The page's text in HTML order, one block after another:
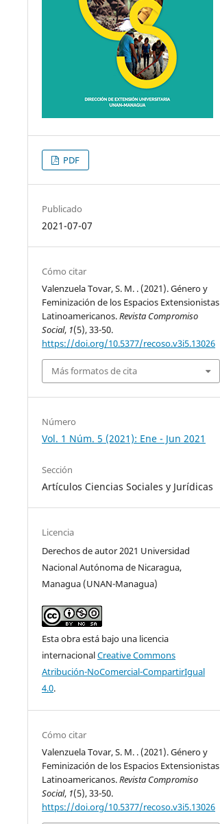
PDF
Publicado
2021-07-07
Cómo citar
Valenzuela Tovar, S. M. . (2021). Género y
Feminización de los Espacios Extensionistas
Latinoamericanos.Revista Compromiso
Social, 1(5), 33-50.
https://doi.org/10.5377/recoso.v3i5.13026
Más formatos de cita
Número
Vol. 1 Núm. 5 (2021): Ene - Jun 2021
Sección
Artículos Ciencias Sociales y Jurídicas
Licencia
Derechos de autor 2021 Universidad
Nacional Autónoma de Nicaragua,
Managua (UNAN-Managua)
Esta obra está bajo una licencia
internacionalCreative Commons
Atribución-NoComercial-CompartirIgual
4.0.
Cómo citar
Valenzuela Tovar, S. M. . (2021). Género y
Feminización de los Espacios Extensionistas
Latinoamericanos.Revista Compromiso
Social, 1(5), 33-50.
https://doi.org/10.5377/recoso.v3i5.13026